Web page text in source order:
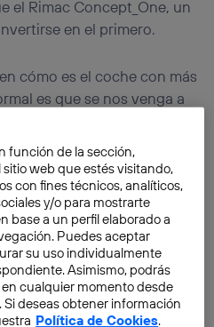
el Rimac Concept_One, un
en el primero.
cómo es el coche con más
es que se nos venga a
a ritmo de Fórmula 1.
lo contrario. Un diseñador
capaz de acelerar
hora en 2,8 segundos
coches en todo el
entre varias – del nuevo
es eléctrica y aun así
modelos de gasolina más
función de la sección,
web que estés visitando,
con fines técnicos, analíticos,
y/o para mostrarte
base a un perfil elaborado a
Puedes aceptar
su uso individualmente
Asimismo, podrás
cualquier momento desde
deseas obtener información
Política de Cookies.